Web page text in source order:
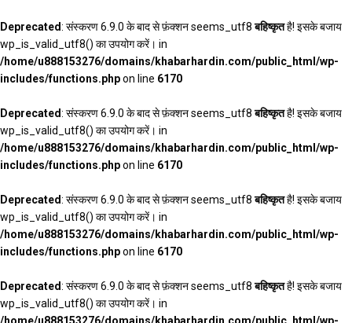
Deprecated: संस्करण 6.9.0 के बाद से फ़ंक्शन seems_utf8बहिष्कृतहै! इसके बजाय
wp_is_valid_utf8() का उपयोग करें। in
/home/u888153276/domains/khabarhardin.com/public_html/wp-
includes/functions.phpon line 6170
Deprecated: संस्करण 6.9.0 के बाद से फ़ंक्शन seems_utf8बहिष्कृतहै! इसके बजाय
wp_is_valid_utf8() का उपयोग करें। in
/home/u888153276/domains/khabarhardin.com/public_html/wp-
includes/functions.phpon line 6170
Deprecated: संस्करण 6.9.0 के बाद से फ़ंक्शन seems_utf8बहिष्कृतहै! इसके बजाय
wp_is_valid_utf8() का उपयोग करें। in
/home/u888153276/domains/khabarhardin.com/public_html/wp-
includes/functions.phpon line 6170
Deprecated: संस्करण 6.9.0 के बाद से फ़ंक्शन seems_utf8बहिष्कृतहै! इसके बजाय
wp_is_valid_utf8() का उपयोग करें। in